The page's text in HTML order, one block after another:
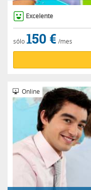
Excelente
sólo150 € /mes
Online